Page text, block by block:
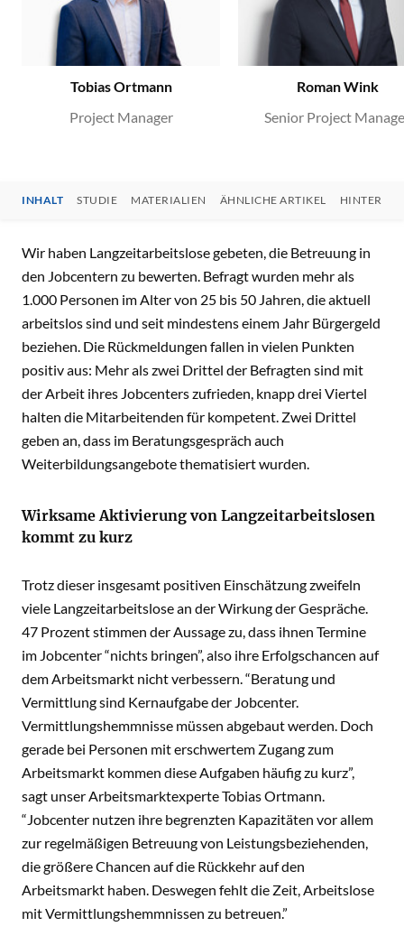
Tobias Ortmann
Project Manager
Roman Wink
Senior Project
INHALT STUDIE MATERIALIEN ÄHNLICHE ARTIKEL
INHALT
Wir haben Langzeitarbeitslose gebeten, die Betreuung in
den Jobcentern zu bewerten. Befragt wurden mehr als
1.000 Personen im Alter von 25 bis 50 Jahren, die aktuell
arbeitslos sind und seit mindestens einem Jahr Bürgergeld
beziehen. Die Rückmeldungen fallen in vielen Punkten
positiv aus: Mehr als zwei Drittel der Befragten sind mit
der Arbeit ihres Jobcenters zufrieden, knapp drei Viertel
halten die Mitarbeitenden für kompetent. Zwei Drittel
geben an, dass im Beratungsgespräch auch
Weiterbildungsangebote thematisiert wurden.
Wirksame Aktivierung von Langzeitarbeitslosen
kommt zu kurz
Trotz dieser insgesamt positiven Einschätzung zweifeln
viele Langzeitarbeitslose an der Wirkung der Gespräche.
47 Prozent stimmen der Aussage zu, dass ihnen Termine
im Jobcenter “nichts bringen”, also ihre Erfolgschancen auf
dem Arbeitsmarkt nicht verbessern. “Beratung und
Vermittlung sind Kernaufgabe der Jobcenter.
Vermittlungshemmnisse müssen abgebaut werden. Doch
gerade bei Personen mit erschwertem Zugang zum
Arbeitsmarkt kommen diese Aufgaben häufig zu kurz”,
sagt unser Arbeitsmarktexperte Tobias Ortmann.
“Jobcenter nutzen ihre begrenzten Kapazitäten vor allem
zur regelmäßigen Betreuung von Leistungsbeziehenden,
die größere Chancen auf die Rückkehr auf den
Arbeitsmarkt haben. Deswegen fehlt die Zeit, Arbeitslose
mit Vermittlungshemmnissen zu betreuen.”